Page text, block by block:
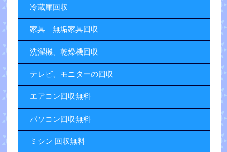
冷蔵庫回収
家具 無垢家具回収
洗濯機、乾燥機回収
テレビ、モニターの回収
エアコン回収無料
パソコン回収無料
ミシン 回収無料